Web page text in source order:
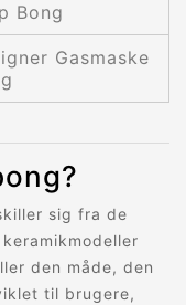
Bong
Gasmaske
sig fra de
den måde, den
til brugere,